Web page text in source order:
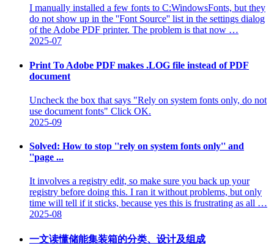
I manually installed a few fonts to C:WindowsFonts, but they
do not show up in the ''Font Source'' list in the settings dialog
of the Adobe PDF printer. The problem is that now …
2025-07
Print To Adobe PDF makes .LOG file instead of PDF
document
Uncheck the box that says "Rely on system fonts only, do not
use document fonts" Click OK.
2025-09
Solved: How to stop ''rely on system fonts only'' and
''page ...
It involves a registry edit, so make sure you back up your
registry before doing this. I ran it without problems, but only
time will tell if it sticks, because yes this is frustrating as all …
2025-08
一文读懂储能集装箱的分类、设计及组成